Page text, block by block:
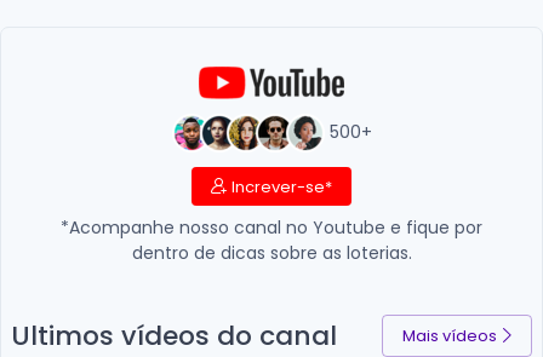
500+
Increver-se*
*Acompanhe nosso canal no Youtube e fique por
dentro de dicas sobre as loterias.
Ultimos vídeos do canal Mais vídeos